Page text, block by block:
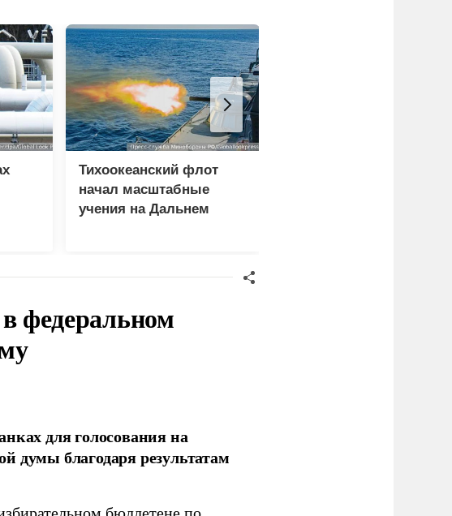
Тихоокеанский флот
начал масштабные
учения на Дальнем
федеральном
для голосования на
думы благодаря результатам